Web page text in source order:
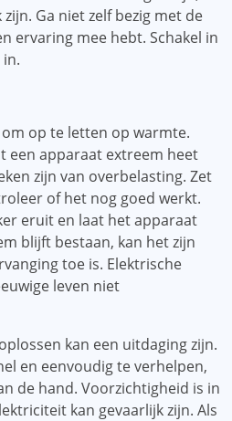
Ga niet zelf bezig met de
ervaring mee hebt. Schakel in
op te letten op warmte.
een apparaat extreem heet
zijn van overbelasting. Zet
of het nog goed werkt.
eruit en laat het apparaat
blijft bestaan, kan het zijn
toe is. Elektrische
leven niet
kan een uitdaging zijn.
en eenvoudig te verhelpen,
de hand. Voorzichtigheid is in
kan gevaarlijk zijn. Als